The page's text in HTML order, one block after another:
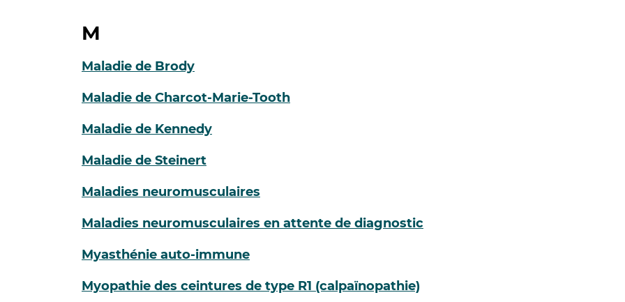
M
Maladie de Brody
Maladie de Charcot-Marie-Tooth
Maladie de Kennedy
Maladie de Steinert
Maladies neuromusculaires
Maladies neuromusculaires en attente de diagnostic
Myasthénie auto-immune
Myopathie des ceintures de type R1 (calpaïnopathie)